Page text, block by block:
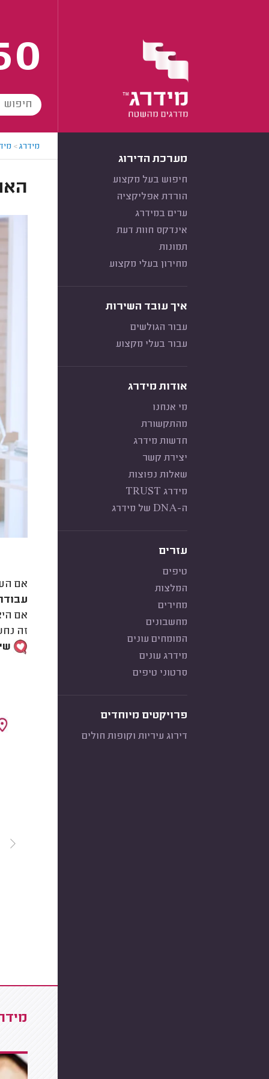
מערכת הדירוג
חיפוש בעל מקצוע
הורדת אפליקציה
ערים במידרג
אינדקס חוות דעת
תמונות
מחירון בעלי מקצוע
איך עובד השירות
עבור הגולשים
עבור בעלי מקצוע
אודות מידרג
מי אנחנו
מהתקשורת
חדשות מידרג
יצירת קשר
שאלות נפוצות
מידרג TRUST
ה-DNA של מידרג
עזרים
טיפים
המלצות
מחירים
מחשבונים
המומחים עונים
מידרג עונים
סרטוני טיפים
פרויקטים מיוחדים
דירוג עיריות וקופות חולים
מידרג>
אם
אם
זה